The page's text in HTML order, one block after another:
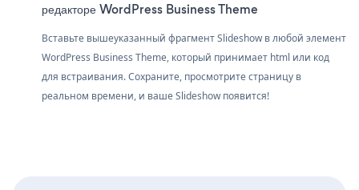
редакторе WordPress Business Theme
Вставьте вышеуказанный фрагмент Slideshow в любой элемент
WordPress Business Theme, который принимает html или код
для встраивания. Сохраните, просмотрите страницу в
реальном времени, и ваше Slideshow появится!